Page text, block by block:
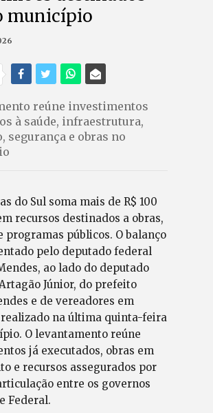
município
reúne investimentos
à saúde, infraestrutura,
segurança e obras no
do Sul soma mais de R$ 100
recursos destinados a obras,
programas públicos. O balanço
pelo deputado federal
ao lado do deputado
Júnior, do prefeito
e de vereadores em
na última quinta-feira
O levantamento reúne
já executados, obras em
e recursos assegurados por
entre os governos
Federal.